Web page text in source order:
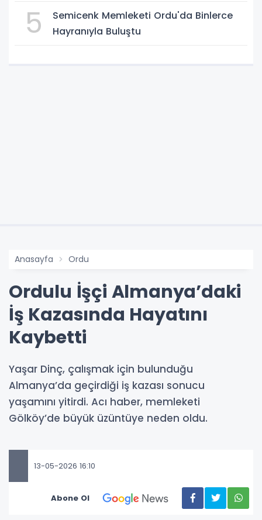
5
Semicenk Memleketi Ordu'da Binlerce
Hayranıyla Buluştu
Anasayfa Ordu
Ordulu İşçi Almanya’daki
İş Kazasında Hayatını
Kaybetti
Yaşar Dinç, çalışmak için bulunduğu
Almanya’da geçirdiği iş kazası sonucu
yaşamını yitirdi. Acı haber, memleketi
Gölköy’de büyük üzüntüye neden oldu.
13-05-2026 16:10
Abone Ol